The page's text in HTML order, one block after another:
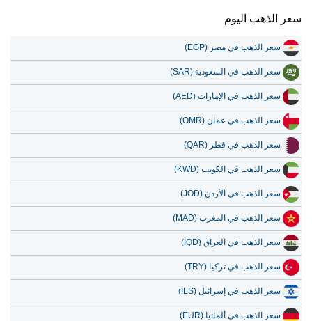
سعر الذهب اليوم
سعر الذهب في مصر (EGP)
سعر الذهب في السعودية (SAR)
سعر الذهب في الإمارات (AED)
سعر الذهب في عمان (OMR)
سعر الذهب في قطر (QAR)
سعر الذهب في الكويت (KWD)
سعر الذهب في الأردن (JOD)
سعر الذهب في المغرب (MAD)
سعر الذهب في العراق (IQD)
سعر الذهب في تركيا (TRY)
سعر الذهب في إسرائيل (ILS)
سعر الذهب في ألمانيا (EUR)